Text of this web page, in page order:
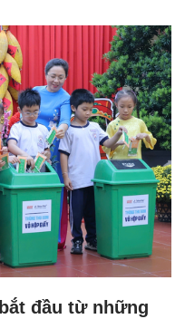
đầu từ những